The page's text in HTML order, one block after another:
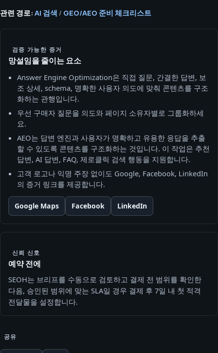
관련 경로: AI 검색 / GEO/AEO 준비 체크리스트
검증 가능한 증거
망설임을 줄이는 요소
Answer Engine Optimization은 직접 질문, 간결한 답변, 보
조 상세, schema, 명확한 사용자 의도에 맞춰 콘텐츠를 구조
화하는 관행입니다.
우선 구매자 질문을 의도와 페이지 소유자별로 그룹화하세
요.
AEO는 답변 엔진과 사용자가 명확하고 유용한 응답을 추출
할 수 있도록 콘텐츠를 구조화하는 것입니다. 이 작업은 추천
답변, AI 답변, FAQ, 제로클릭 검색 행동을 지원합니다.
고객 로고나 익명 주장 없이도 Google, Facebook, LinkedIn
의 증거 링크를 제공합니다.
Google Maps Facebook LinkedIn
신뢰 신호
예약 전에
SEOH는 브리프를 수동으로 검토하고 결제 전 범위를 확인한
다음, 승인된 범위에 맞는 SLA일 경우 결제 후 7일 내 첫 적격
전달물을 설정합니다.
공유